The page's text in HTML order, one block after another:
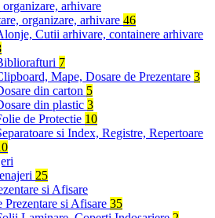
organizare, arhivare 46
Cutii arhivare, containere arhivare
7
Mape, Dosare de Prezentare 3
din carton 5
din plastic 3
de Protectie 10
si Index, Registre, Repertoare
25
Prezentare si Afisare 35